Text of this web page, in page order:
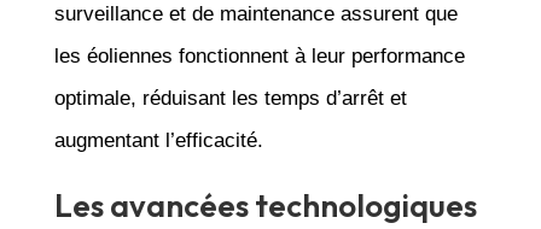
surveillance et de maintenance assurent que
les éoliennes fonctionnent à leur performance
optimale, réduisant les temps d’arrêt et
augmentant l’efficacité.
Les avancées technologiques